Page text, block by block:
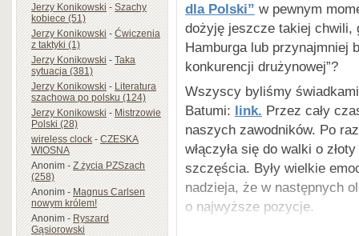
Jerzy Konikowski-Szachy
kobiece (51)
Jerzy Konikowski-Ćwiczenia
z taktyki (1)
Jerzy Konikowski-Taka
sytuacja (381)
Jerzy Konikowski-Literatura
szachowa po polsku (124)
Jerzy Konikowski-Mistrzowie
Polski (28)
wireless clock-CZESKA
WIOSNA
Anonim-Z życia PZSzach
(258)
Anonim-Magnus Carlsen
nowym królem!
Anonim-Ryszard
Gąsiorowski
dla Polski” w pewnym
dożyję jeszcze takiej
Hamburga lub przynajmniej
konkurencji drużynowej”?
Wszyscy byliśmy
Batumi: link. Przez cały
naszych zawodników. Po
włączyła się do walki o
szczęścia. Były wielkie
nadzieja, że w następnych
o najwyższe pozycje.